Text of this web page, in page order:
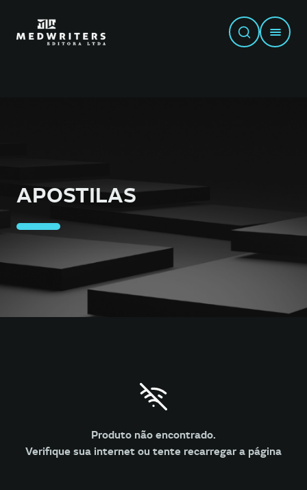
APOSTILAS
Produto não encontrado.
Verifique sua internet ou tente recarregar a página